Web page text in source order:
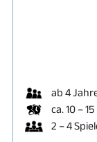
ab 4
ca. 10 –
2 – 4